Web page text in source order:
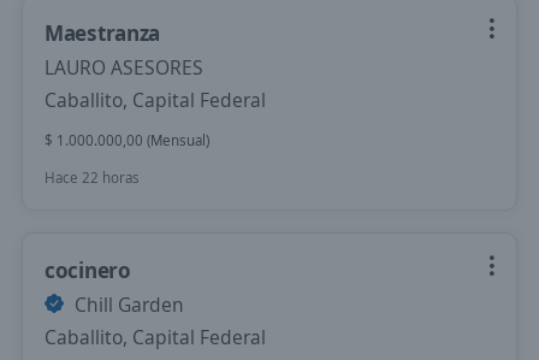
Maestranza
LAURO ASESORES
Caballito, Capital Federal
$ 1.000.000,00 (Mensual)
Hace 22 horas
cocinero
Chill Garden
Caballito, Capital Federal